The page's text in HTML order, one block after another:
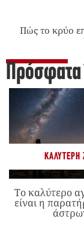
Πώς το κρύο
ΚΑΛΎΤΕΡΗ
Το καλύτερο
είναι η